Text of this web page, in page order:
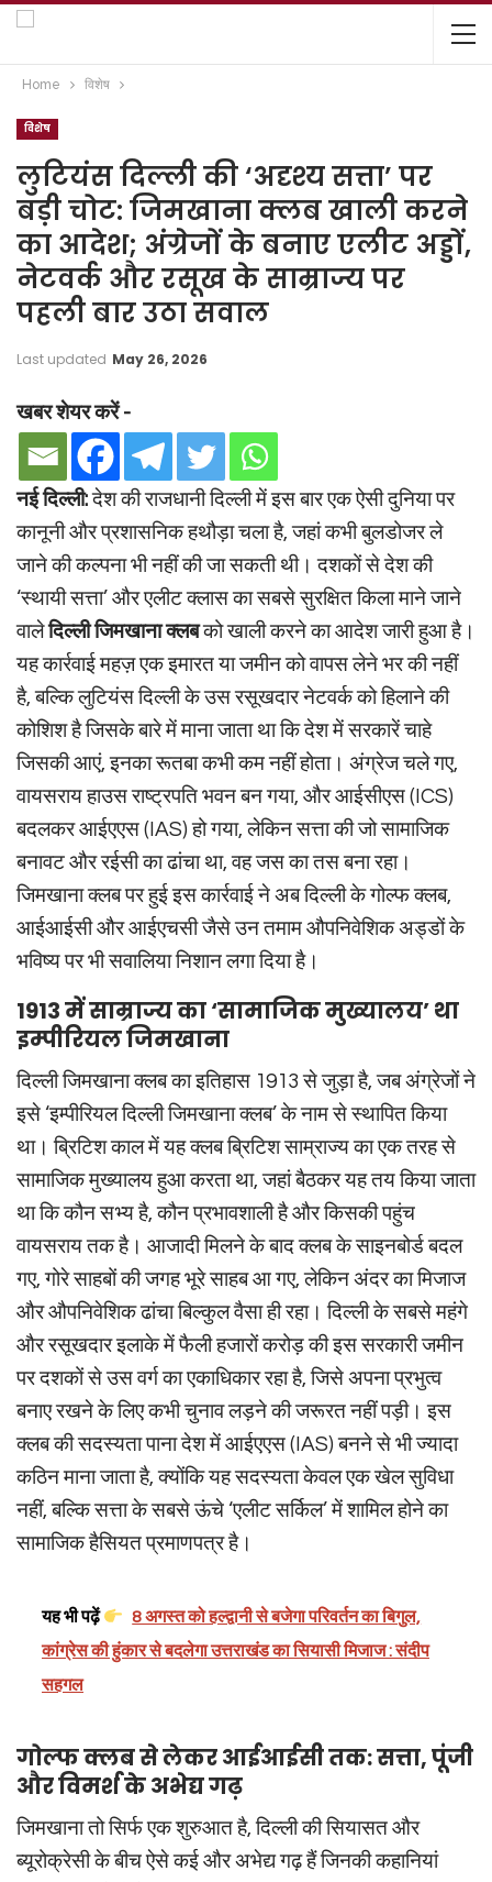
Home विशेष
विशेष
लुटियंस दिल्ली की ‘अदृश्य सत्ता’ पर
बड़ी चोट: जिमखाना क्लब खाली करने
का आदेश; अंग्रेजों के बनाए एलीट अड्डों,
नेटवर्क और रसूख के साम्राज्य पर
पहली बार उठा सवाल
Last updated May 26, 2026
खबर शेयर करें -
नई दिल्ली:देश की राजधानी दिल्ली में इस बार एक ऐसी दुनिया पर
कानूनी और प्रशासनिक हथौड़ा चला है, जहां कभी बुलडोजर ले
जाने की कल्पना भी नहीं की जा सकती थी। दशकों से देश की
‘स्थायी सत्ता’ और एलीट क्लास का सबसे सुरक्षित किला माने जाने
वालेदिल्ली जिमखाना क्लबको खाली करने का आदेश जारी हुआ है।
यह कार्रवाई महज़ एक इमारत या जमीन को वापस लेने भर की नहीं
है, बल्कि लुटियंस दिल्ली के उस रसूखदार नेटवर्क को हिलाने की
कोशिश है जिसके बारे में माना जाता था कि देश में सरकारें चाहे
जिसकी आएं, इनका रूतबा कभी कम नहीं होता। अंग्रेज चले गए,
वायसराय हाउस राष्ट्रपति भवन बन गया, और आईसीएस (ICS)
बदलकर आईएएस (IAS) हो गया, लेकिन सत्ता की जो सामाजिक
बनावट और रईसी का ढांचा था, वह जस का तस बना रहा।
जिमखाना क्लब पर हुई इस कार्रवाई ने अब दिल्ली के गोल्फ क्लब,
आईआईसी और आईएचसी जैसे उन तमाम औपनिवेशिक अड्डों के
भविष्य पर भी सवालिया निशान लगा दिया है।
1913 में साम्राज्य का ‘सामाजिक मुख्यालय’ था
इम्पीरियल जिमखाना
दिल्ली जिमखाना क्लब का इतिहास 1913 से जुड़ा है, जब अंग्रेजों ने
इसे ‘इम्पीरियल दिल्ली जिमखाना क्लब’ के नाम से स्थापित किया
था। ब्रिटिश काल में यह क्लब ब्रिटिश साम्राज्य का एक तरह से
सामाजिक मुख्यालय हुआ करता था, जहां बैठकर यह तय किया जाता
था कि कौन सभ्य है, कौन प्रभावशाली है और किसकी पहुंच
वायसराय तक है। आजादी मिलने के बाद क्लब के साइनबोर्ड बदल
गए, गोरे साहबों की जगह भूरे साहब आ गए, लेकिन अंदर का मिजाज
और औपनिवेशिक ढांचा बिल्कुल वैसा ही रहा। दिल्ली के सबसे महंगे
और रसूखदार इलाके में फैली हजारों करोड़ की इस सरकारी जमीन
पर दशकों से उस वर्ग का एकाधिकार रहा है, जिसे अपना प्रभुत्व
बनाए रखने के लिए कभी चुनाव लड़ने की जरूरत नहीं पड़ी। इस
क्लब की सदस्यता पाना देश में आईएएस (IAS) बनने से भी ज्यादा
कठिन माना जाता है, क्योंकि यह सदस्यता केवल एक खेल सुविधा
नहीं, बल्कि सत्ता के सबसे ऊंचे ‘एलीट सर्किल’ में शामिल होने का
सामाजिक हैसियत प्रमाणपत्र है।
यह भी पढ़ें
8 अगस्त को हल्द्वानी से बजेगा परिवर्तन का बिगुल,
कांग्रेस की हुंकार से बदलेगा उत्तराखंड का सियासी मिजाज : संदीप
सहगल
गोल्फ क्लब से लेकर आईआईसी तक: सत्ता, पूंजी
और विमर्श के अभेद्य गढ़
जिमखाना तो सिर्फ एक शुरुआत है, दिल्ली की सियासत और
ब्यूरोक्रेसी के बीच ऐसे कई और अभेद्य गढ़ हैं जिनकी कहानियां